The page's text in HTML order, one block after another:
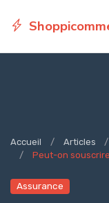
Accueil Articles
Peut-on
Assurance